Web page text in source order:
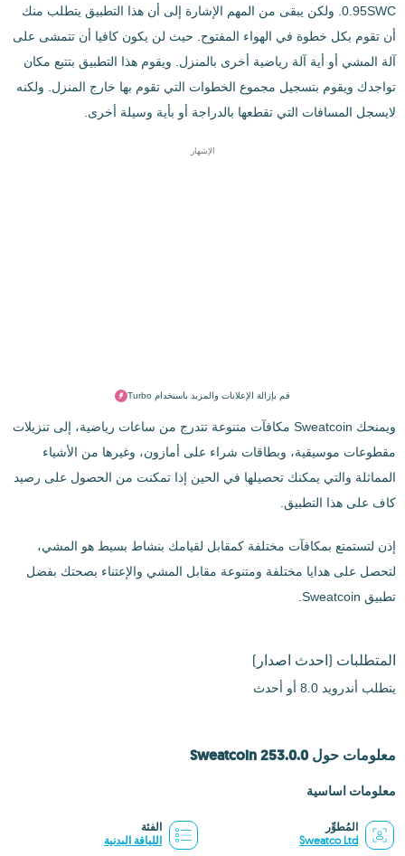
0.95SWC. ولكن يبقى من المهم الإشارة إلى أن هذا التطبيق يتطلب منك
أن تقوم بكل خطوة في الهواء المفتوح. حيث لن يكون كافيا أن تتمشى على
آلة المشي أو أية آلة رياضية أخرى بالمنزل. ويقوم هذا التطبيق بتتبع مكان
تواجدك ويقوم بتسجيل مجموع الخطوات التي تقوم بها خارج المنزل. ولكنه
لايسجل المسافات التي تقطعها بالدراجة أو بأية وسيلة أخرى.
الإشهار
قم بإزالة الإعلانات والمزيد باستخدام Turbo
ويمنحك Sweatcoin مكافآت متنوعة تتدرج من ساعات رياضية، إلى تنزيلات
مقطوعات موسيقية، وبطاقات شراء على أمازون، وغيرها من الأشياء
المماثلة والتي يمكنك تحصيلها في الحين إذا تمكنت من الحصول على رصيد
كاف على هذا التطبيق.
إذن لتستمتع بمكافآت مختلفة كمقابل لقيامك بنشاط بسيط هو المشي،
لتحصل على هدايا مختلفة ومتنوعة مقابل المشي والإعتناء بصحتك بفضل
تطبيق Sweatcoin.
المتطلبات (احدث اصدار)
يتطلب أندرويد 8.0 أو أحدث
معلومات حول Sweatcoin 253.0.0
معلومات اساسية
المُطوِّر
Sweatco Ltd
الفئة
اللياقة البدنية